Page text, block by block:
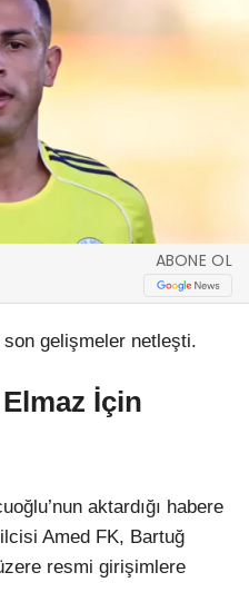
ABONE OL
gelişmeler netleşti.
İçin
aktardığı habere
Amed FK, Bartuğ
resmi girişimlere